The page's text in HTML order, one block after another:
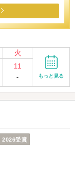
火
11
-
もっと見る
2026受賞
うち3.5